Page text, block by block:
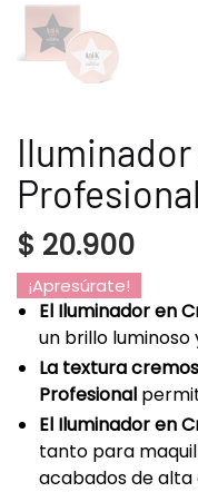
Profesional
$ 20.900
¡Apresúrate!
El Iluminador en
un brillo luminoso
La textura
Profesional
El Iluminador en
tanto para
acabados de alta